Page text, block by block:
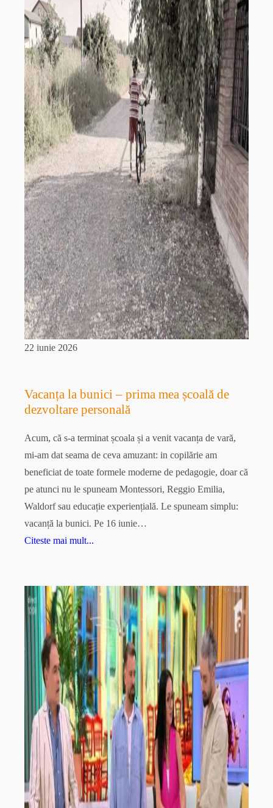
22 iunie 2026
Vacanța la bunici – prima mea școală de
dezvoltare personală
Acum, că s-a terminat școala și a venit vacanța de vară,
mi-am dat seama de ceva amuzant: in copilărie am
beneficiat de toate formele moderne de pedagogie, doar că
pe atunci nu le spuneam Montessori, Reggio Emilia,
Waldorf sau educație experiențială. Le spuneam simplu:
vacanță la bunici. Pe 16 iunie…
Citeste mai mult...